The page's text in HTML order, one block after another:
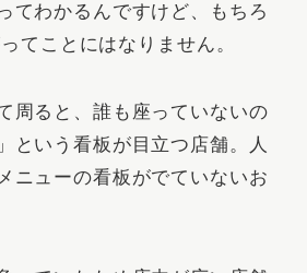
てわかるんですけど、もちろ
てことにはなりません。
周ると、誰も座っていないの
という看板が目立つ店舗。人
ニューの看板がでていないお